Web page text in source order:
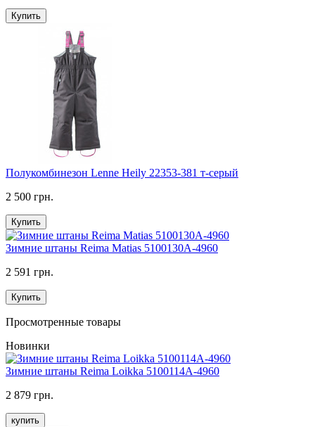
Купить
Полукомбинезон Lenne Heily 22353-381 т-серый
2 500 грн.
Купить
Зимние штаны Reima Matias 5100130A-4960
2 591 грн.
Купить
Просмотренные товары
Новинки
Зимние штаны Reima Loikka 5100114A-4960
2 879 грн.
купить